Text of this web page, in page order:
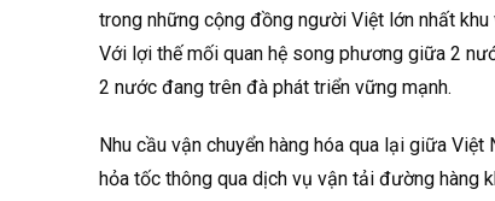
trong những cộng đồng người Việt lớn nhất
Với lợi thế mối quan hệ song phương giữa 2
2 nước đang trên đà phát triển vững mạnh.
Nhu cầu vận chuyển hàng hóa qua lại giữa
hỏa tốc thông qua dịch vụ vận tải đường hàng